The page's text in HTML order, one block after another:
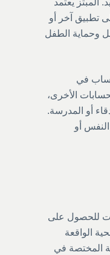
تطبيق آخر أو
وحماية الطفل
في
الأخرى،
أو المدرسة.
النفس أو
للحصول على
الواقعة
المختصة في